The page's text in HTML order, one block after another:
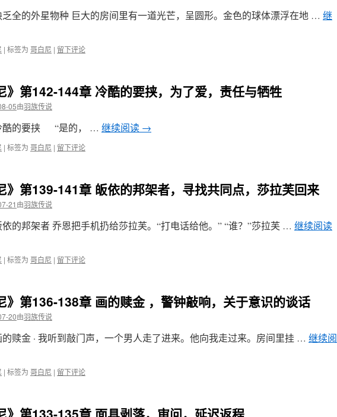
乏全的外星物种 巨大的房间里有一道光芒，呈圆形。金色的球体漂浮在地 … 继
| 标签为 哥白尼 | 留下评论
》第142-144章 冷酷的要挟，为了爱，责任与牺牲
05由羽族传说
酷的要挟 “是的， … 继续阅读 →
| 标签为 哥白尼 | 留下评论
》第139-141章 皈依的邦架者，寻找共同点，莎拉芙回来
21 由羽族传说
依的邦架者 乔恩把手机扔给莎拉芙。“打电话给他。” “谁？”莎拉芙 … 继续阅读
| 标签为 哥白尼 | 留下评论
》第136-138章 画的赎金 ，警钟敲响，关于意识的谈话
20由羽族传说
的赎金 · 我听到敲门声，一个男人走了进来。他向我走过来。房间里挂 … 继续阅
| 标签为 哥白尼 | 留下评论
》第133-135章 面具剥落，审问，延迟返程